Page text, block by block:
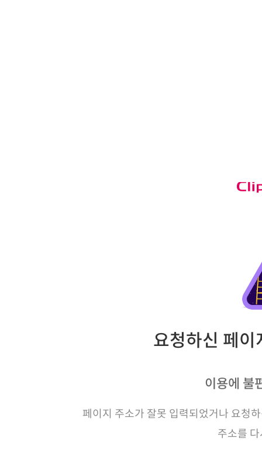
요청하신 페
이용에 불
페이지 주소가 잘못 입력되었거나 요청
주소를